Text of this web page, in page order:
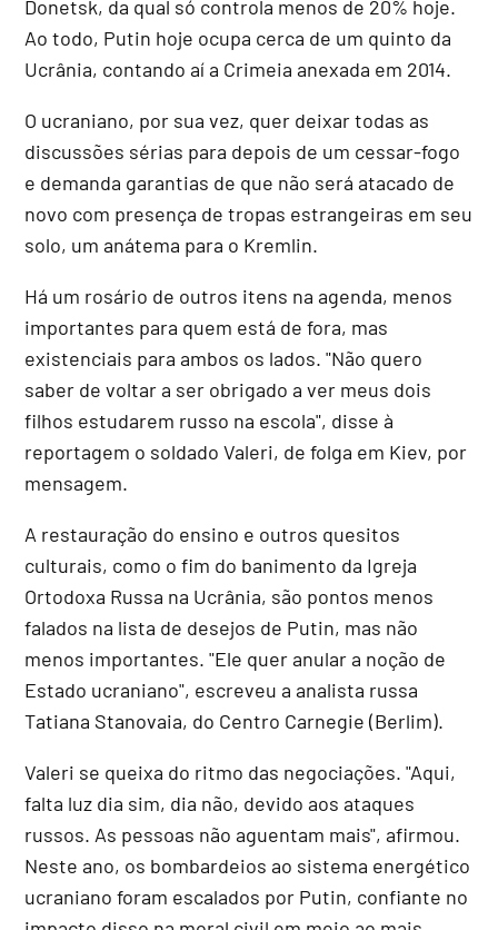
Donetsk, da qual só controla menos de 20% hoje.
Ao todo, Putin hoje ocupa cerca de um quinto da
Ucrânia, contando aí a Crimeia anexada em 2014.
O ucraniano, por sua vez, quer deixar todas as
discussões sérias para depois de um cessar-fogo
e demanda garantias de que não será atacado de
novo com presença de tropas estrangeiras em seu
solo, um anátema para o Kremlin.
Há um rosário de outros itens na agenda, menos
importantes para quem está de fora, mas
existenciais para ambos os lados. "Não quero
saber de voltar a ser obrigado a ver meus dois
filhos estudarem russo na escola", disse à
reportagem o soldado Valeri, de folga em Kiev, por
mensagem.
A restauração do ensino e outros quesitos
culturais, como o fim do banimento da Igreja
Ortodoxa Russa na Ucrânia, são pontos menos
falados na lista de desejos de Putin, mas não
menos importantes. "Ele quer anular a noção de
Estado ucraniano", escreveu a analista russa
Tatiana Stanovaia, do Centro Carnegie (Berlim).
Valeri se queixa do ritmo das negociações. "Aqui,
falta luz dia sim, dia não, devido aos ataques
russos. As pessoas não aguentam mais", afirmou.
Neste ano, os bombardeios ao sistema energético
ucraniano foram escalados por Putin, confiante no